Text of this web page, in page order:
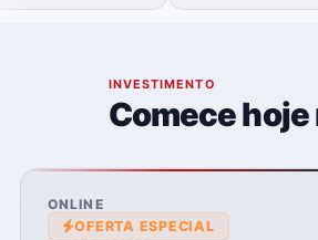
INVESTIMENTO
Comece
ONLINE
OFERTA ESPECIAL